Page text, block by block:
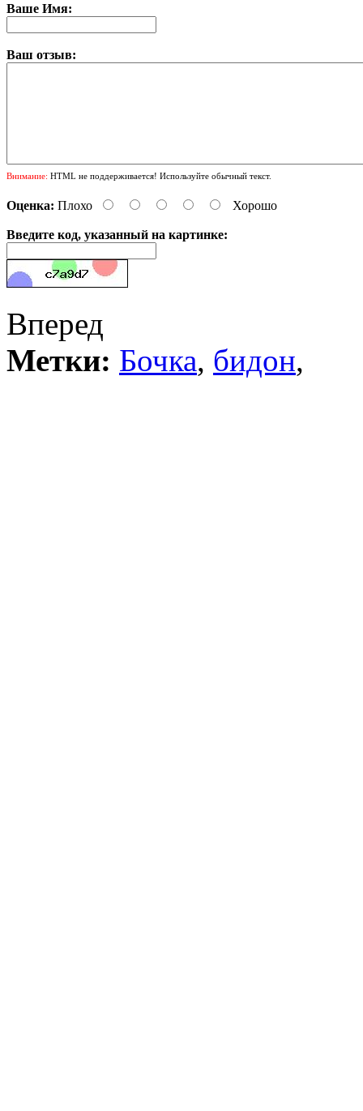
Ваше Имя:
Ваш отзыв:
Внимание: HTML не поддерживается! Используйте обычный текст.
Оценка: Плохо Хорошо
Введите код, указанный на картинке:
Вперед
Метки: Бочка, бидон,